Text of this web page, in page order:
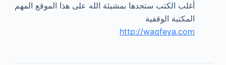
أغلب الكتب ستجدها بمشيئة الله على هذا الموقع المهم
المكتبة الوقفية
http://waqfeya.com